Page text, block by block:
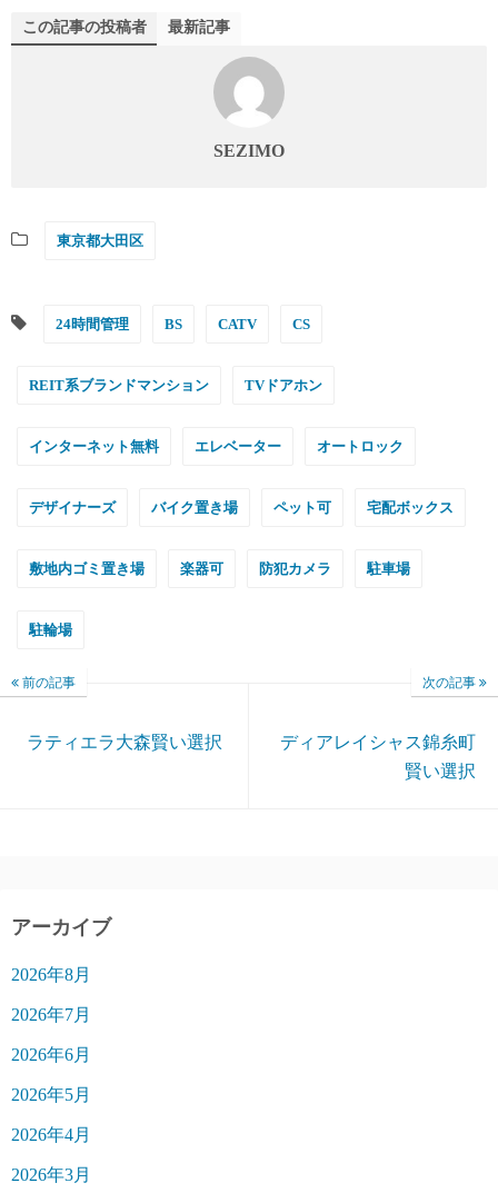
この記事の投稿者 最新記事
SEZIMO
東京都大田区
24時間管理 BS CATV CS
REIT系ブランドマンション TVドアホン
インターネット無料 エレベーター オートロック
デザイナーズ バイク置き場 ペット可 宅配ボックス
敷地内ゴミ置き場 楽器可 防犯カメラ 駐車場
駐輪場
前の記事
ラティエラ大森賢い選択
次の記事
ディアレイシャス錦糸町
賢い選択
アーカイブ
2026年8月
2026年7月
2026年6月
2026年5月
2026年4月
2026年3月